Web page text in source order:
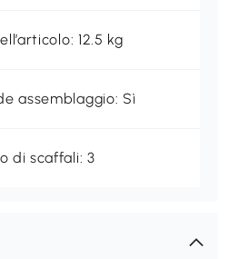
12.5 kg
assemblaggio: Sì
di scaffali: 3